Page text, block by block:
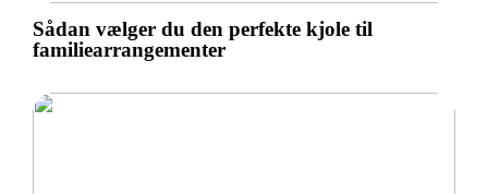
Sådan vælger du den perfekte kjole til
familiearrangementer